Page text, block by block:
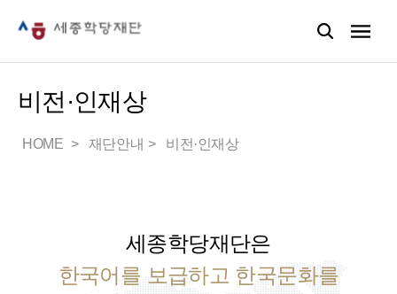
비전·인재상
HOME 재단안내 비전·인재상
세종학당재단은
한국어를 보급하고 한국문화를